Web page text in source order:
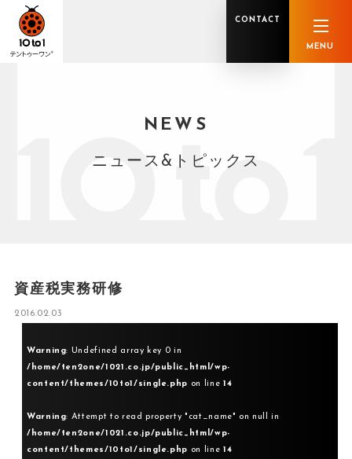
税理士業務
社会保険労務士業務 不動産鑑定士業務 行政書士業務
私たちの軌跡 グループ概要
CONTACT
MENU
NEWS
ニュース&トピックス
資産税実務研修
2016.02.03
Warning: Undefined array key 0 in
/home/ten2one/1021.co.jp/public_html/wp-
content/themes/10to1/single.php on line 14
Warning: Attempt to read property "cat_name" on null in
/home/ten2one/1021.co.jp/public_html/wp-
content/themes/10to1/single.php on line 14